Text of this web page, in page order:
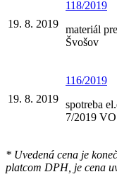
19. 8. 2019
118/2019
materiál
Švošov
19. 8. 2019
116/2019
spotreba
7/2019 VO
* Uvedená cena je
platcom DPH, je cena